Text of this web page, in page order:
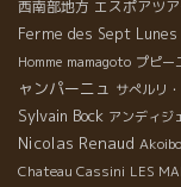
西南部地方 エスポアツ
Ferme des Sept Lunes
Homme mamagoto プピ
ャンパーニュ サぺルリ
Sylvain Bock アンディジ
Nicolas Renaud
Chateau Cassini LES